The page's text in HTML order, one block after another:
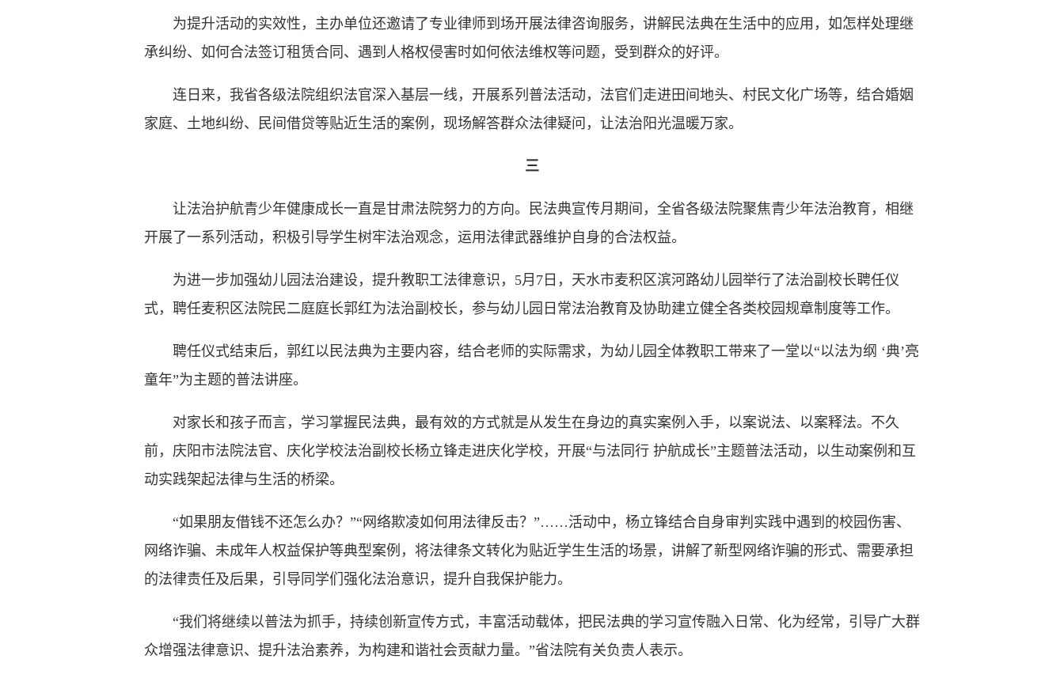
为提升活动的实效性，主办单位还邀请了专业律师到场开展法律咨询服务，讲解民法典在生活中的应用，如怎样处理继
承纠纷、如何合法签订租赁合同、遇到人格权侵害时如何依法维权等问题，受到群众的好评。
连日来，我省各级法院组织法官深入基层一线，开展系列普法活动，法官们走进田间地头、村民文化广场等，结合婚姻
家庭、土地纠纷、民间借贷等贴近生活的案例，现场解答群众法律疑问，让法治阳光温暖万家。
三
让法治护航青少年健康成长一直是甘肃法院努力的方向。民法典宣传月期间，全省各级法院聚焦青少年法治教育，相继
开展了一系列活动，积极引导学生树牢法治观念，运用法律武器维护自身的合法权益。
为进一步加强幼儿园法治建设，提升教职工法律意识，5月7日，天水市麦积区滨河路幼儿园举行了法治副校长聘任仪
式，聘任麦积区法院民二庭庭长郭红为法治副校长，参与幼儿园日常法治教育及协助建立健全各类校园规章制度等工作。
聘任仪式结束后，郭红以民法典为主要内容，结合老师的实际需求，为幼儿园全体教职工带来了一堂以“以法为纲 ‘典’亮
童年”为主题的普法讲座。
对家长和孩子而言，学习掌握民法典，最有效的方式就是从发生在身边的真实案例入手，以案说法、以案释法。不久
前，庆阳市法院法官、庆化学校法治副校长杨立锋走进庆化学校，开展“与法同行 护航成长”主题普法活动，以生动案例和互
动实践架起法律与生活的桥梁。
“如果朋友借钱不还怎么办？”“网络欺凌如何用法律反击？”……活动中，杨立锋结合自身审判实践中遇到的校园伤害、
网络诈骗、未成年人权益保护等典型案例，将法律条文转化为贴近学生生活的场景，讲解了新型网络诈骗的形式、需要承担
的法律责任及后果，引导同学们强化法治意识，提升自我保护能力。
“我们将继续以普法为抓手，持续创新宣传方式，丰富活动载体，把民法典的学习宣传融入日常、化为经常，引导广大群
众增强法律意识、提升法治素养，为构建和谐社会贡献力量。”省法院有关负责人表示。